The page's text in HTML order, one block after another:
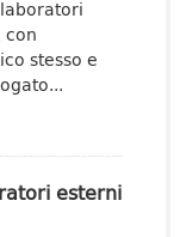
con
stesso e
esterni